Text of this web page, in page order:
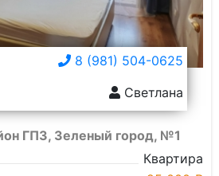
8 (981) 504-0625
Светлана
ГПЗ, Зеленый город, №1
Квартира